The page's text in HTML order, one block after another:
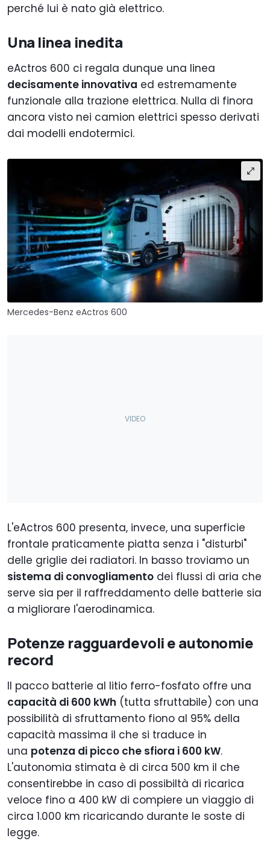
perché lui è nato già elettrico.
Una linea inedita
eActros 600 ci regala dunque una linea
decisamente innovativa ed estremamente
funzionale alla trazione elettrica. Nulla di finora
ancora visto nei camion elettrici spesso derivati
dai modelli endotermici.
Mercedes-Benz eActros 600
L'eActros 600 presenta, invece, una superficie
frontale praticamente piatta senza i "disturbi"
delle griglie dei radiatori. In basso troviamo un
sistema di convogliamento dei flussi di aria che
serve sia per il raffreddamento delle batterie sia
a migliorare l'aerodinamica.
Potenze ragguardevoli e autonomie
record
Il pacco batterie al litio ferro-fosfato offre una
capacità di 600 kWh (tutta sfruttabile) con una
possibilità di sfruttamento fiono al 95% della
capacità massima il che si traduce in
una potenza di picco che sfiora i 600 kW.
L'autonomia stimata è di circa 500 km il che
consentirebbe in caso di possibiltà di ricarica
veloce fino a 400 kW di compiere un viaggio di
circa 1.000 km ricaricando durante le soste di
legge.